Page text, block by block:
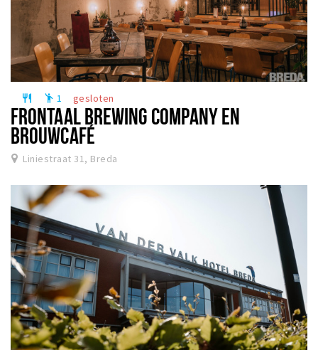
restaurant emoji_people 1 gesloten
FRONTAAL BREWING COMPANY EN
BROUWCAFÉ
Liniestraat 31, Breda